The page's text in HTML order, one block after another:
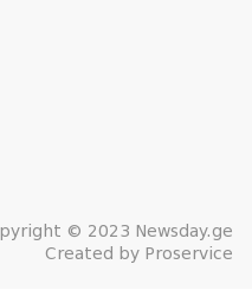
© 2023 Newsday.ge
Created by Proservice